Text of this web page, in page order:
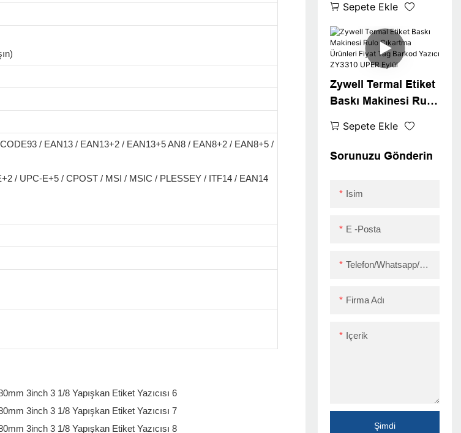
ZY3310 iOS Android
80mm Barkod
Termal Yazıcı USB
Sepete Ekle
Zywell Termal Etiket
Baskı Makinesi Rulo
Fiyat Tag Barkod
Yazıcı ZY3310 UPER
Sepete Ekle
Sorunuzu Gönderin
Isim
E -posta
Telefon/Whatsapp/Skype
Firma Adı
Içerik
Şimdi
/ EAN13 / EAN13+2 / EAN13+5 AN8 / EAN8+2 / EAN8+5 /
/ UPC-E+5 / CPOST / MSI / MSIC / PLESSEY / ITF14 / EAN14